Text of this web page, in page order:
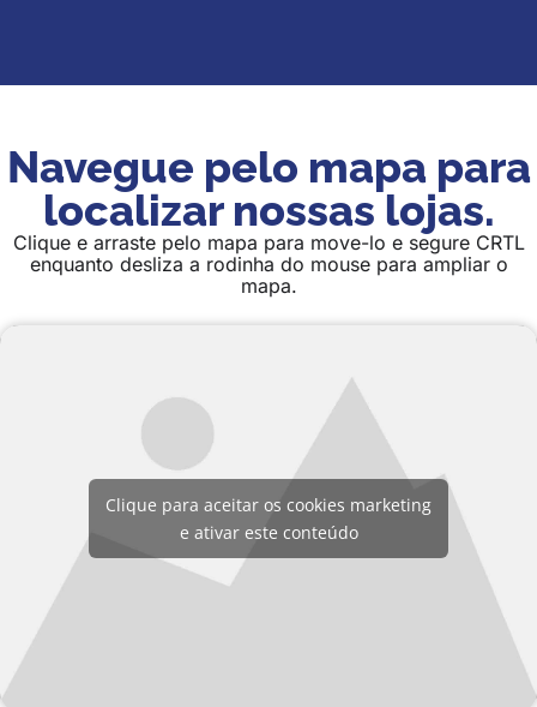
Navegue pelo mapa para
localizar nossas lojas.
Clique e arraste pelo mapa para move-lo e segure CRTL
enquanto desliza a rodinha do mouse para ampliar o
mapa.
Clique para aceitar os cookies marketing
e ativar este conteúdo